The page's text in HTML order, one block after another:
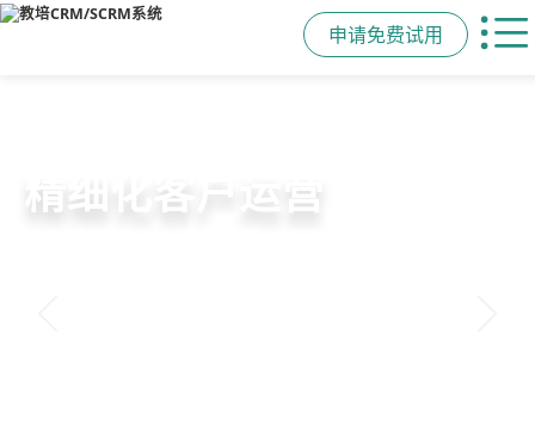
申请免费试用
以学员为中心，打通从引流、转化、
智能销售漏斗
精细化客户运营
私域招生与裂变